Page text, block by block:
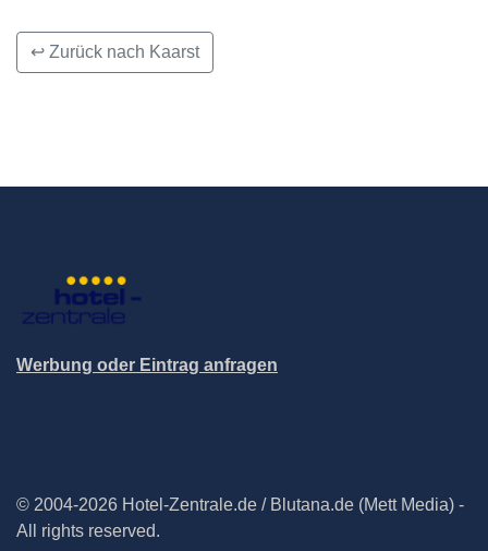
↩ Zurück nach Kaarst
Werbung oder Eintrag anfragen
© 2004-2026 Hotel-Zentrale.de / Blutana.de (Mett Media) -
All rights reserved.